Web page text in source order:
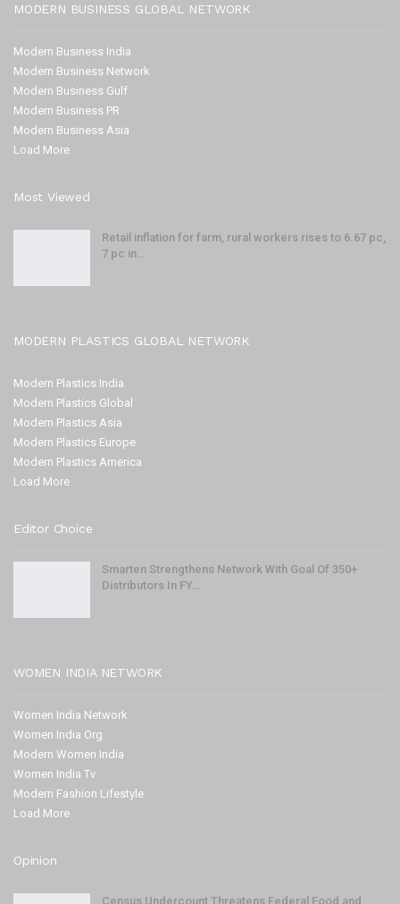
MODERN BUSINESS GLOBAL NETWORK
Modern Business India
Modern Business Network
Modern Business Gulf
Modern Business PR
Modern Business Asia
Load More
Most Viewed
Retail inflation for farm, rural workers rises to 6.67 pc,
7 pc in…
MODERN PLASTICS GLOBAL NETWORK
Modern Plastics India
Modern Plastics Global
Modern Plastics Asia
Modern Plastics Europe
Modern Plastics America
Load More
Editor Choice
Smarten Strengthens Network With Goal Of 350+
Distributors In FY…
WOMEN INDIA NETWORK
Women India Network
Women India Org
Modern Women India
Women India Tv
Modern Fashion Lifestyle
Load More
Opinion
Census Undercount Threatens Federal Food and